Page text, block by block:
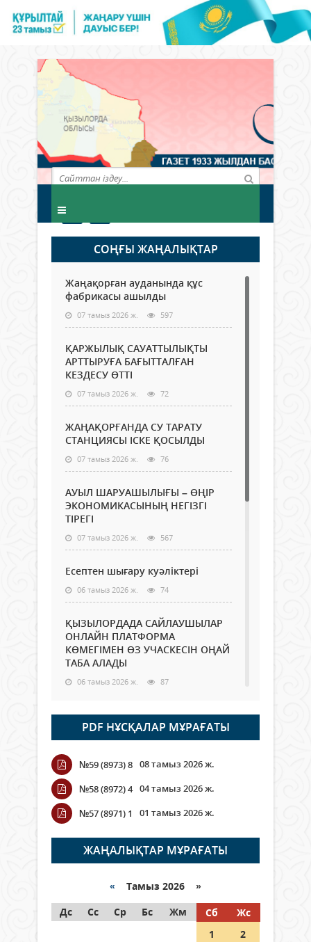
СОҢҒЫ ЖАҢАЛЫҚТАР
Жаңақорған ауданында құс
фабрикасы ашылды
07 тамыз 2026 ж. 597
ҚАРЖЫЛЫҚ САУАТТЫЛЫҚТЫ
АРТТЫРУҒА БАҒЫТТАЛҒАН
КЕЗДЕСУ ӨТТІ
07 тамыз 2026 ж. 72
ЖАҢАҚОРҒАНДА СУ ТАРАТУ
СТАНЦИЯСЫ ІСКЕ ҚОСЫЛДЫ
07 тамыз 2026 ж. 76
АУЫЛ ШАРУАШЫЛЫҒЫ – ӨҢІР
ЭКОНОМИКАСЫНЫҢ НЕГІЗГІ
ТІРЕГІ
07 тамыз 2026 ж. 567
Есептен шығару куәліктері
06 тамыз 2026 ж. 74
ҚЫЗЫЛОРДАДА САЙЛАУШЫЛАР
ОНЛАЙН ПЛАТФОРМА
КӨМЕГІМЕН ӨЗ УЧАСКЕСІН ОҢАЙ
ТАБА АЛАДЫ
06 тамыз 2026 ж. 87
Open Air: Қызылорда облысы
полиция департаменті 20
мыңнан астам көрерменнің
қауіпсіздігін қамтамасыз етті
06 тамыз 2026 ж.
Wi-Fi ҚАБЫРҒА АРҚЫЛЫ ҚАЛАЙ
ӨТЕДІ?
06 тамыз 2026 ж. 265
граждане Казахстана,
05 тамыз 2026 ж. 146
PDF НҰСҚАЛАР МҰРАҒАТЫ
№59 (8973) 8 08 тамыз 2026 ж.
№58 (8972) 4 04 тамыз 2026 ж.
№57 (8971) 1
01 тамыз 2026 ж.
ЖАҢАЛЫҚТАР МҰРАҒАТЫ
« Тамыз 2026 »
Дс
Сс Ср Бс Жм Сб
Жс
1
2